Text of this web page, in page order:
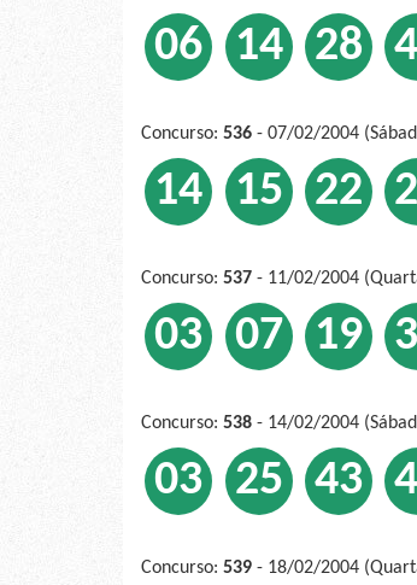
06 14 28
Concurso: 536 - 07/02/2004
14 15 22
Concurso: 537 - 11/02/2004
03 07 19
Concurso: 538 - 14/02/2004
03 25 43
Concurso: 539 - 18/02/2004